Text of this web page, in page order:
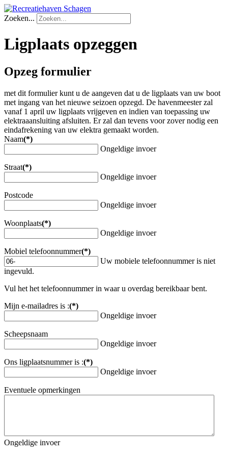
Zoeken...
Ligplaats opzeggen
Opzeg formulier
met dit formulier kunt u de aangeven dat u de ligplaats van uw boot
met ingang van het nieuwe seizoen opzegd. De havenmeester zal
vanaf 1 april uw ligplaats vrijgeven en indien van toepassing uw
elektraaansluiting afsluiten. Er zal dan tevens voor zover nodig een
eindafrekening van uw elektra gemaakt worden.
Naam(*)
Ongeldige invoer
Straat(*)
Ongeldige invoer
Postcode
Ongeldige invoer
Woonplaats(*)
Ongeldige invoer
Mobiel telefoonnummer(*)
Uw mobiele telefoonnummer is niet
ingevuld.
Vul het het telefoonnummer in waar u overdag bereikbaar bent.
Mijn e-mailadres is :(*)
Ongeldige invoer
Scheepsnaam
Ongeldige invoer
Ons ligplaatsnummer is :(*)
Ongeldige invoer
Eventuele opmerkingen
Ongeldige invoer